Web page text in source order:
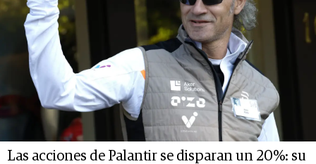
Las acciones de Palantir se disparan un 20%: su